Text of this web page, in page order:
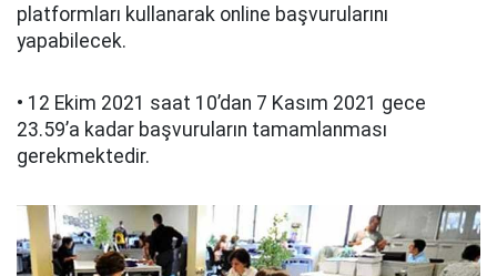
platformları kullanarak online başvurularını
yapabilecek.
• 12 Ekim 2021 saat 10’dan 7 Kasım 2021 gece
23.59’a kadar başvuruların tamamlanması
gerekmektedir.